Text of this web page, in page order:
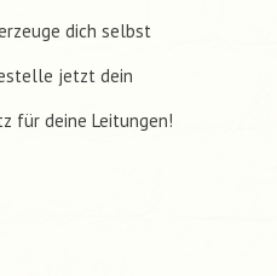
dich selbst
jetzt dein
für deine Leitungen!